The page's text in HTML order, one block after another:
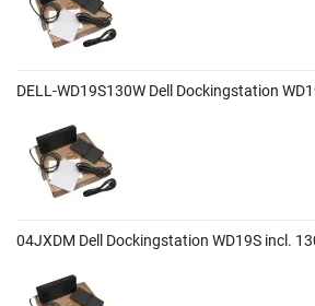
DELL-WD19S130W Dell Dockingstation
04JXDM Dell Dockingstation WD19S incl.